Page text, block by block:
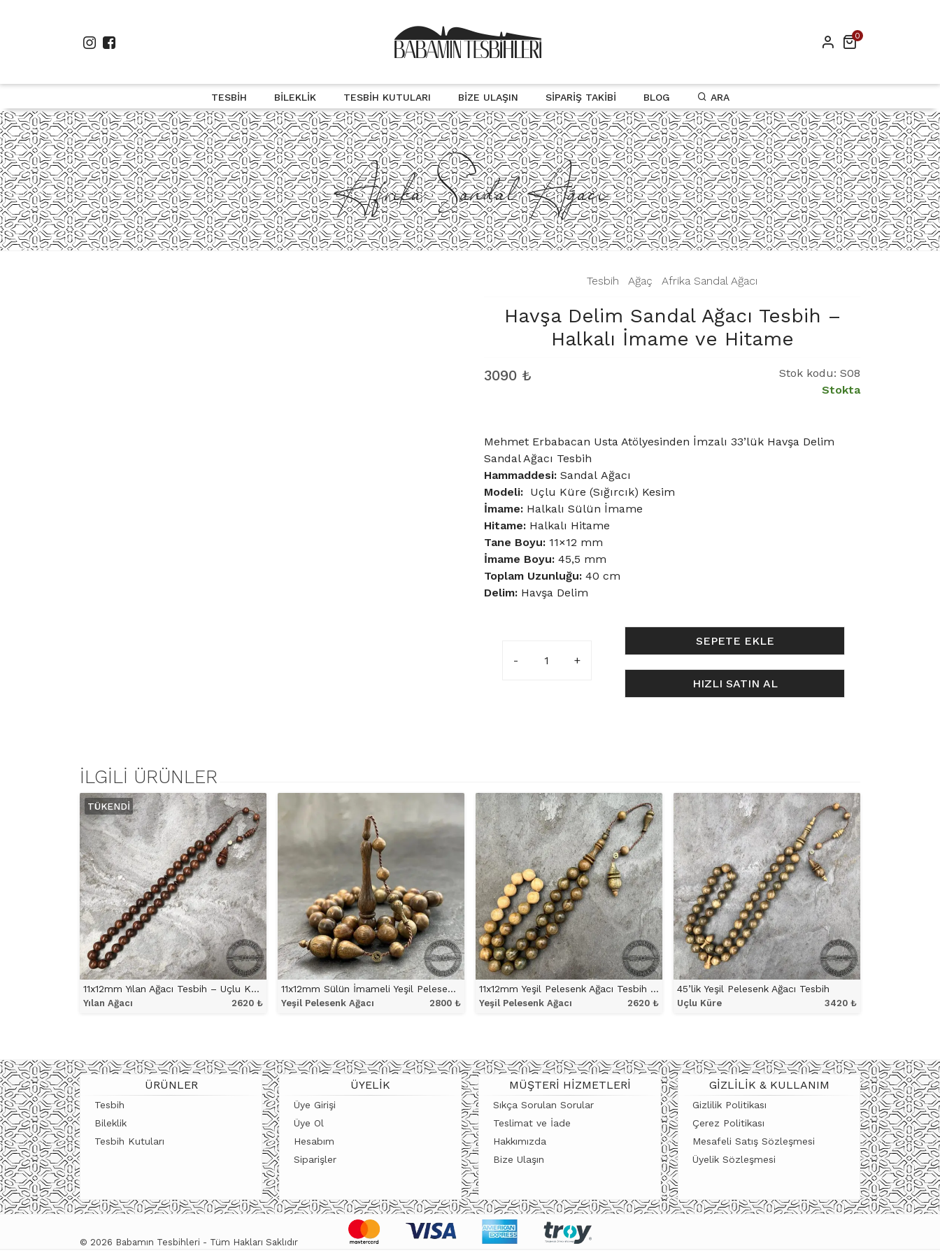
0
TESBIH BILEKLIK TESBIH KUTULARI BIZE ULAŞIN SIPARIŞ TAKIBI BLOG ARA
Afrika Sandal Ağacı
Tesbih Ağaç Afrika Sandal Ağacı
Havşa Delim Sandal Ağacı Tesbih –
Halkalı İmame ve Hitame
3090 ₺ Stok kodu: S08
Stokta
Mehmet Erbabacan Usta Atölyesinden İmzalı 33’lük Havşa Delim
Sandal Ağacı Tesbih
Hammaddesi: Sandal Ağacı
Modeli: Uçlu Küre (Sığırcık) Kesim
İmame: Halkalı Sülün İmame
Hitame: Halkalı Hitame
Tane Boyu: 11×12 mm
İmame Boyu: 45,5 mm
Toplam Uzunluğu: 40 cm
Delim: Havşa Delim
Delim
Hitame
adet
SEPETE EKLE
HIZLI SATIN AL
İLGILI ÜRÜNLER
TÜKENDI
11x12mm Yılan Ağacı Tesbih – Uçlu Küre Model
Yılan Ağacı 2620 ₺
11x12mm Sülün İmameli Yeşil Pelesenk Ağacı Tesbih
Yeşil Pelesenk Ağacı 2800 ₺
11x12mm Yeşil Pelesenk Ağacı Tesbih – Uçlu Küre Model ve Süzme Dizim
Yeşil Pelesenk Ağacı 2620 ₺
45’lik Yeşil Pelesenk Ağacı Tesbih
Uçlu Küre 3420 ₺
ÜRÜNLER
Tesbih
Bileklik
Tesbih Kutuları
ÜYELIK
Üye Girişi
Üye Ol
Hesabım
Siparişler
MÜŞTERI HIZMETLERI
Sıkça Sorulan Sorular
Teslimat ve İade
Hakkımızda
Bize Ulaşın
GIZLILIK & KULLANIM
Gizlilik Politikası
Çerez Politikası
Mesafeli Satış Sözleşmesi
Üyelik Sözleşmesi
© 2026 Babamın Tesbihleri - Tüm Hakları Saklıdır